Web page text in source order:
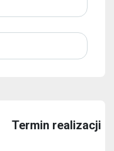
Termin realizacji